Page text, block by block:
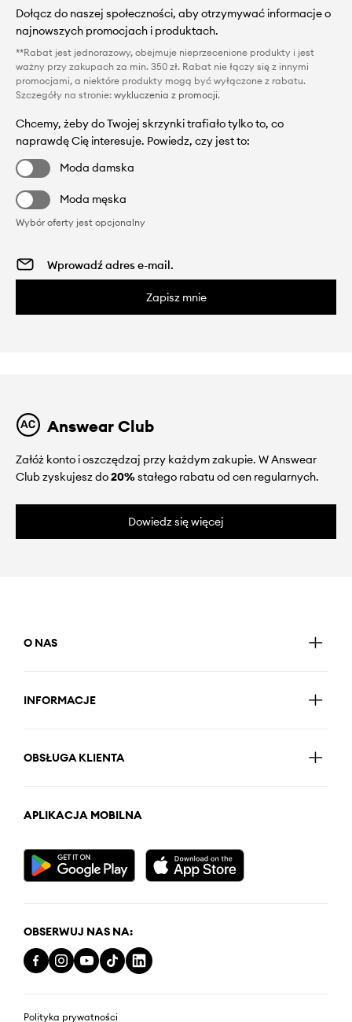
Dołącz do naszej społeczności, aby otrzymywać informacje o
najnowszych promocjach i produktach.
**Rabat jest jednorazowy, obejmuje nieprzecenione produkty i jest
ważny przy zakupach za min. 350 zł. Rabat nie łączy się z innymi
promocjami, a niektóre produkty mogą być wyłączone z rabatu.
Szczegóły na stronie: wykluczenia z promocji.
Chcemy, żeby do Twojej skrzynki trafiało tylko to, co
naprawdę Cię interesuje. Powiedz, czy jest to:
Moda damska
Moda męska
Wybór oferty jest opcjonalny
Zapisz mnie
Answear Club
Załóż konto i oszczędzaj przy każdym zakupie. W Answear
Club zyskujesz do20%stałego rabatu od cen regularnych.
Dowiedz się więcej
O NAS
INFORMACJE
OBSŁUGA KLIENTA
APLIKACJA MOBILNA
OBSERWUJ NAS NA:
Polityka prywatności